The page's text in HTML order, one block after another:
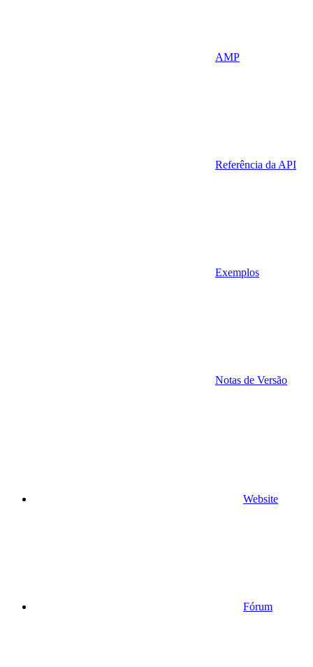
AMP
Referência da API
Exemplos
Notas de Versão
Website
Fórum